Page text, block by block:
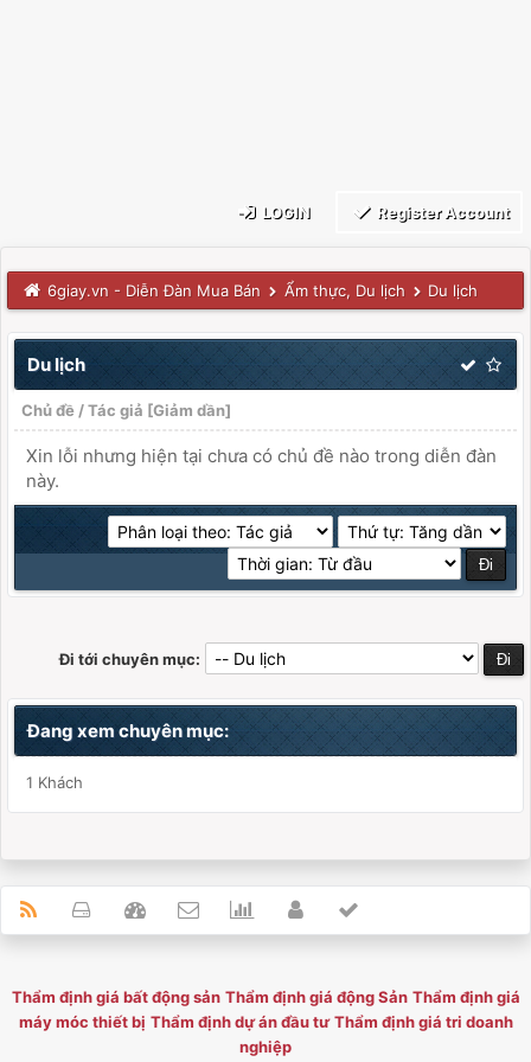
LOGIN Register Account
6giay.vn - Diễn Đàn Mua Bán Ẩm thực, Du lịch Du lịch
Du lịch
Chủ đề /Tác giả [Giảm dần]
Xin lỗi nhưng hiện tại chưa có chủ đề nào trong diễn đàn
này.
Đi tới chuyên mục:
Đang xem chuyên mục:
1 Khách
Thẩm định giá bất động sản Thẩm định giá động Sản Thẩm định giá
máy móc thiết bị Thẩm định dự án đầu tư Thẩm định giá tri doanh
nghiệp